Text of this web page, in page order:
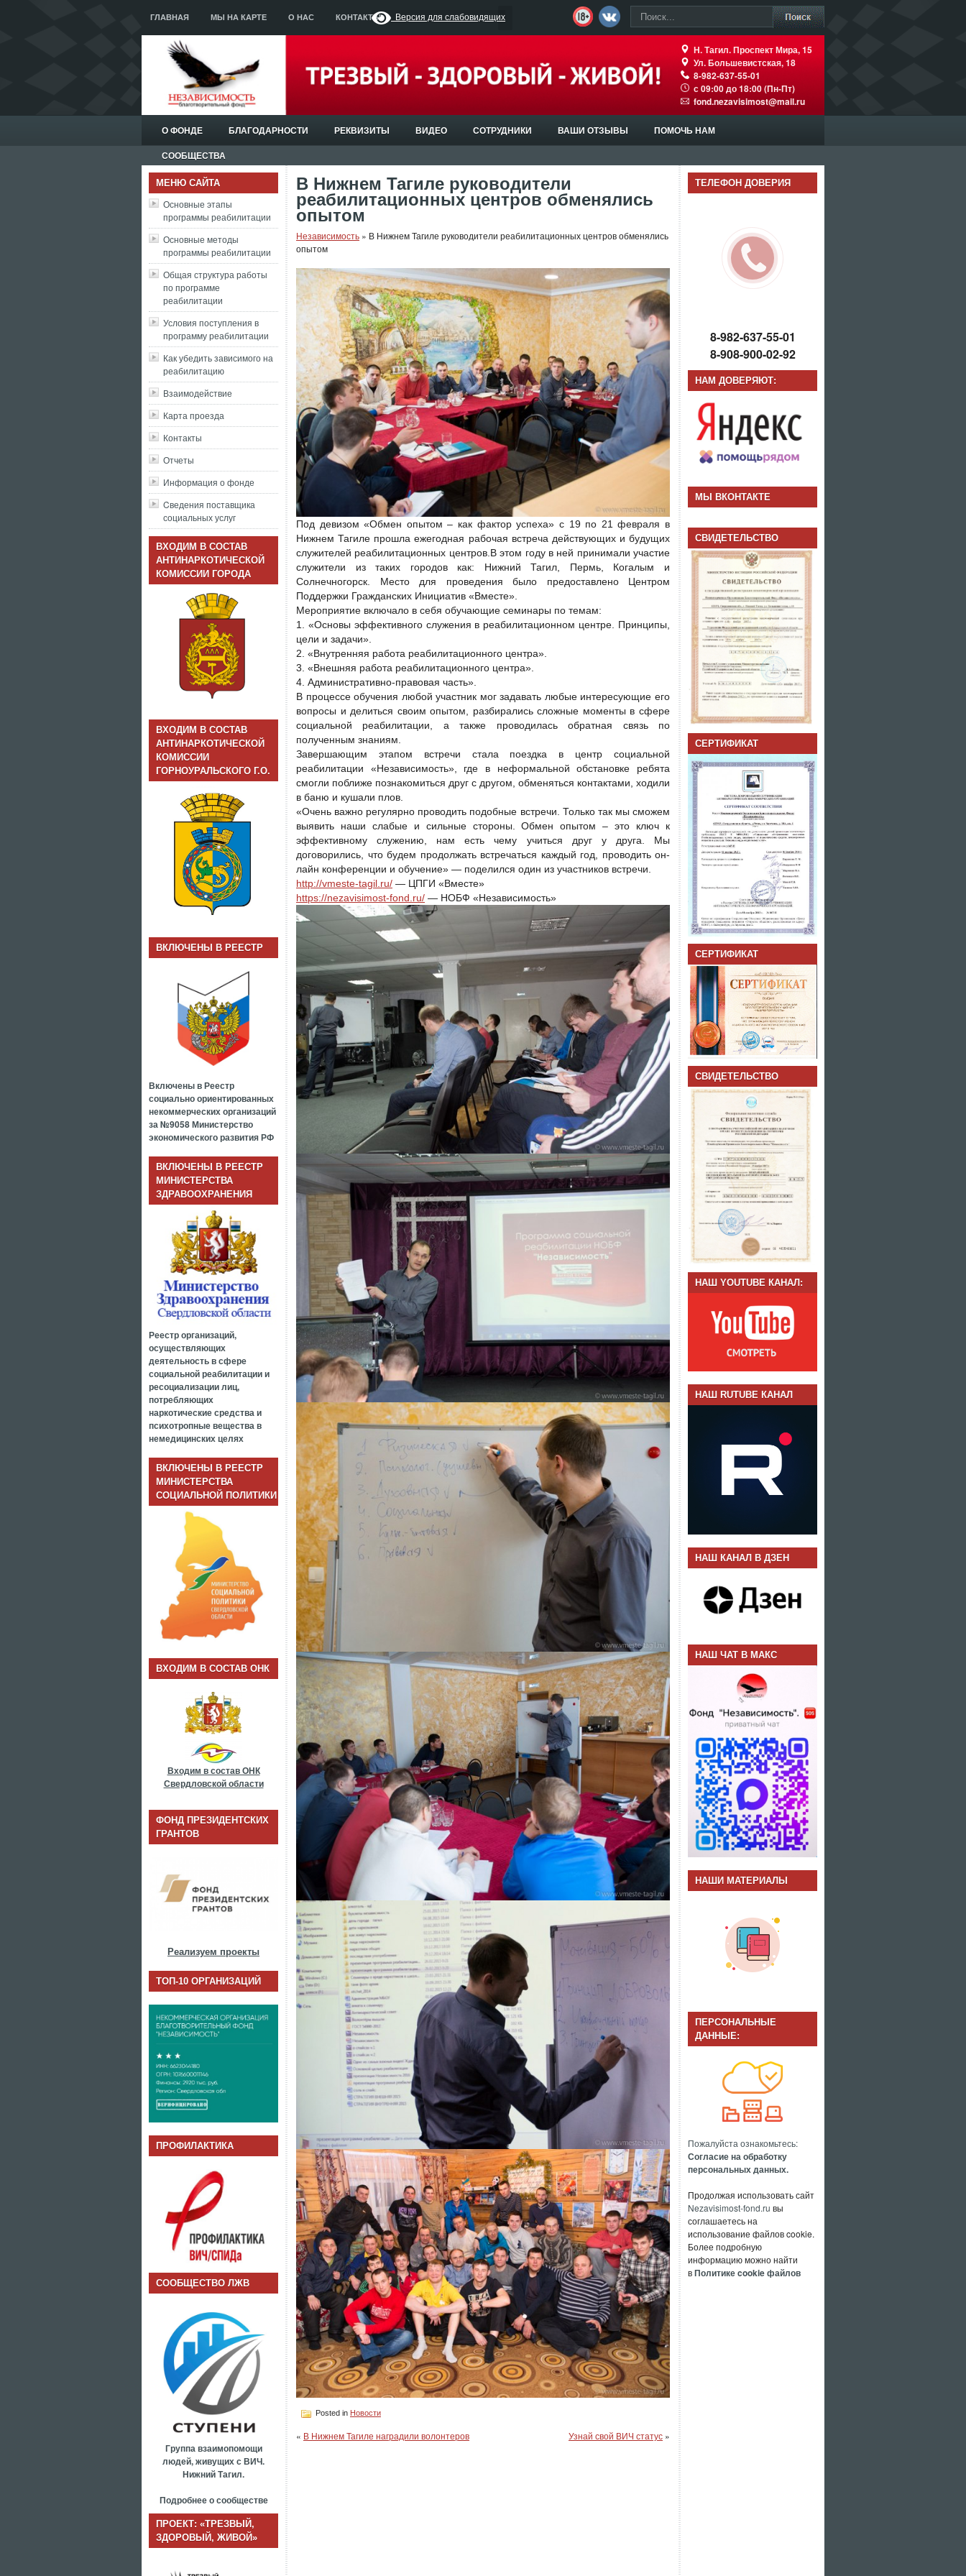
ГЛАВНАЯ МЫ НА КАРТЕ О НАС КОНТАКТЫ Версия для слабовидящих
Н. Тагил. Проспект Мира, 15
Ул. Большевистская, 18
8-982-637-55-01
с 09:00 до 18:00 (Пн-Пт)
fond.nezavisimost@mail.ru
О ФОНДЕ БЛАГОДАРНОСТИ РЕКВИЗИТЫ ВИДЕО СОТРУДНИКИ ВАШИ ОТЗЫВЫ
ПОМОЧЬ НАМ
СООБЩЕСТВА
МЕНЮ САЙТА
Основные этапы
программы реабилитации
Основные методы
программы реабилитации
Общая структура работы
по программе
реабилитации
Условия поступления в
программу реабилитации
Как убедить зависимого на
реабилитацию
Взаимодействие
Карта проезда
Контакты
Отчеты
Информация о фонде
Cведения поставщика
социальных услуг
ВХОДИМ В СОСТАВ
АНТИНАРКОТИЧЕСКОЙ
КОМИССИИ ГОРОДА
ВХОДИМ В СОСТАВ
АНТИНАРКОТИЧЕСКОЙ
КОМИССИИ
ГОРНОУРАЛЬСКОГО Г.О.
ВКЛЮЧЕНЫ В РЕЕСТР
Включены в Реестр
социально ориентированных
некоммерческих организаций
за №9058 Министерство
экономического развития РФ
ВКЛЮЧЕНЫ В РЕЕСТР
МИНИСТЕРСТВА
ЗДРАВООХРАНЕНИЯ
Реестр организаций,
осуществляющих
деятельность в сфере
социальной реабилитации и
ресоциализации лиц,
потребляющих
наркотические средства и
психотропные вещества в
немедицинских целях
ВКЛЮЧЕНЫ В РЕЕСТР
МИНИСТЕРСТВА
СОЦИАЛЬНОЙ ПОЛИТИКИ
ВХОДИМ В СОСТАВ ОНК
Входим в состав ОНК
Свердловской области
ФОНД ПРЕЗИДЕНТСКИХ
ГРАНТОВ
Реализуем проекты
ТОП-10 ОРГАНИЗАЦИЙ
ПРОФИЛАКТИКА
СООБЩЕСТВО ЛЖВ
Группа взаимопомощи
людей, живущих с ВИЧ.
Нижний Тагил.
Подробнее о сообществе
ПРОЕКТ: «ТРЕЗВЫЙ,
ЗДОРОВЫЙ, ЖИВОЙ»
В Нижнем Тагиле руководители
реабилитационных центров обменялись
опытом
Независимость » В Нижнем Тагиле руководители реабилитационных центров обменялись
опытом
Под девизом «Обмен опытом – как фактор успеха» с 19 по 21 февраля в
Нижнем Тагиле прошла ежегодная рабочая встреча действующих и будущих
служителей реабилитационных центров.В этом году в ней принимали участие
служители из таких городов как: Нижний Тагил, Пермь, Когалым и
Солнечногорск. Место для проведения было предоставлено Центром
Поддержки Гражданских Инициатив «Вместе».
Мероприятие включало в себя обучающие семинары по темам:
1. «Основы эффективного служения в реабилитационном центре. Принципы,
цели и задачи».
2. «Внутренняя работа реабилитационного центра».
3. «Внешняя работа реабилитационного центра».
4. Административно-правовая часть».
В процессе обучения любой участник мог задавать любые интересующие его
вопросы и делиться своим опытом, разбирались сложные моменты в сфере
социальной реабилитации, а также проводилась обратная связь по
полученным знаниям.
Завершающим этапом встречи стала поездка в центр социальной
реабилитации «Независимость», где в неформальной обстановке ребята
смогли поближе познакомиться друг с другом, обменяться контактами, ходили
в баню и кушали плов.
«Очень важно регулярно проводить подобные встречи. Только так мы сможем
выявить наши слабые и сильные стороны. Обмен опытом – это ключ к
эффективному служению, нам есть чему учиться друг у друга. Мы
договорились, что будем продолжать встречаться каждый год, проводить он-
лайн конференции и обучение» — поделился один из участников встречи.
http://vmeste-tagil.ru/ — ЦПГИ «Вместе»
https://nezavisimost-fond.ru/ — НОБФ «Независимость»
Posted in Новости
« В Нижнем Тагиле наградили волонтеров Узнай свой ВИЧ статус »
ТЕЛЕФОН ДОВЕРИЯ
8-982-637-55-01
8-908-900-02-92
НАМ ДОВЕРЯЮТ:
МЫ ВКОНТАКТЕ
СВИДЕТЕЛЬСТВО
СЕРТИФИКАТ
СЕРТИФИКАТ
СВИДЕТЕЛЬСТВО
НАШ YOUTUBE КАНАЛ:
НАШ RUTUBE КАНАЛ
НАШ КАНАЛ В ДЗЕН
НАШ ЧАТ В МАКС
НАШИ МАТЕРИАЛЫ
ПЕРСОНАЛЬНЫЕ
ДАННЫЕ:
Пожалуйста ознакомьтесь:
Согласие на обработку
персональных данных.
Продолжая использовать сайт
Nezavisimost-fond.ru вы
соглашаетесь на
использование файлов cookie.
Более подробную
информацию можно найти
вПолитике cookie файлов